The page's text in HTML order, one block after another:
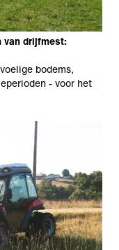
van drijfmest:
bodems,
- voor het